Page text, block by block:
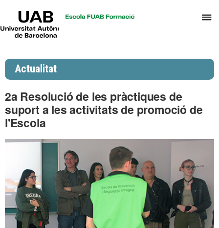
el
Universitat
Actualitat
2a Resolució de les pràctiques de
suport a les activitats de promoció de
l'Escola